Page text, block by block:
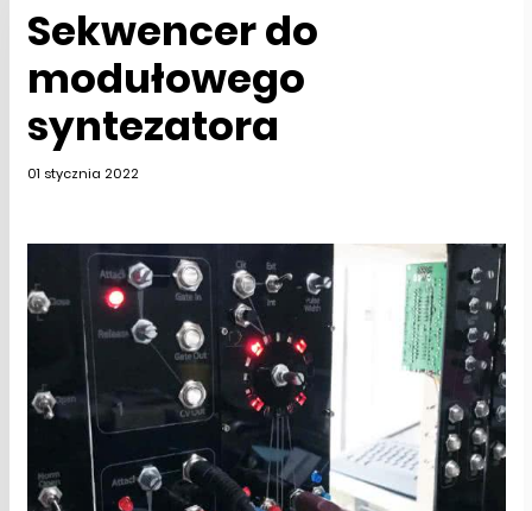
Sekwencer do
modułowego
syntezatora
01 stycznia 2022